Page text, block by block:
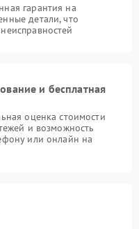
гарантия на
детали, что
и бесплатная
оценка стоимости
и возможность
или онлайн на